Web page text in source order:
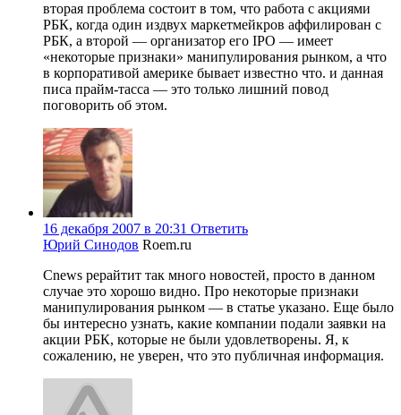
вторая проблема состоит в том, что работа с акциями
РБК, когда один издвух маркетмейкров аффилирован с
РБК, а второй — организатор его IPO — имеет
«некоторые признаки» манипулирования рынком, а что
в корпоративой америке бывает известно что. и данная
писа прайм-тасса — это только лишний повод
поговорить об этом.
16 декабря 2007 в 20:31 Ответить
Юрий Синодов Roem.ru
Cnews рерайтит так много новостей, просто в данном
случае это хорошо видно. Про некоторые признаки
манипулирования рынком — в статье указано. Еще было
бы интересно узнать, какие компании подали заявки на
акции РБК, которые не были удовлетворены. Я, к
сожалению, не уверен, что это публичная информация.